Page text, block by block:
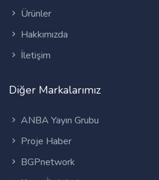
Ürünler
Hakkımızda
İletişim
Diğer Markalarımız
ANBA Yayın Grubu
Proje Haber
BGPnetwork